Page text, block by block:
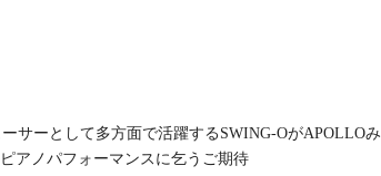
サーとして多方面で活躍するSWING-OがAPOLLOみ
アノパフォーマンスに乞うご期待